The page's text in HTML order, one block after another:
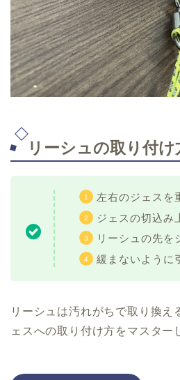
リーシュの取り付
左右のジェスを
ジェスの切込み
リーシュの先を
緩まないように
リーシュは汚れがちで取り換え
ェスへの取り付け方をマスター